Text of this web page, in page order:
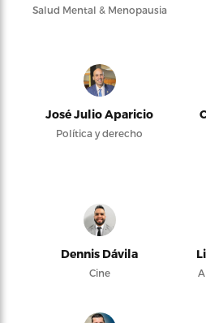
Salud Mental & Menopausia
José Julio Aparicio
Política y derecho
Dennis Dávila
Cine